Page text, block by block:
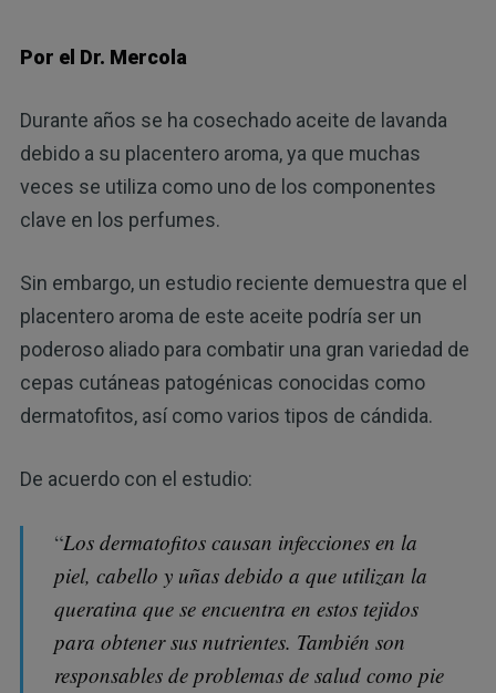
Por el Dr. Mercola
Durante años se ha cosechado aceite de lavanda
debido a su placentero aroma, ya que muchas
veces se utiliza como uno de los componentes
clave en los perfumes.
Sin embargo, un estudio reciente demuestra que el
placentero aroma de este aceite podría ser un
poderoso aliado para combatir una gran variedad de
cepas cutáneas patogénicas conocidas como
dermatofitos, así como varios tipos de cándida.
De acuerdo con el estudio:
“Los dermatofitos causan infecciones en la
piel, cabello y uñas debido a que utilizan la
queratina que se encuentra en estos tejidos
para obtener sus nutrientes. También son
responsables de problemas de salud como pie